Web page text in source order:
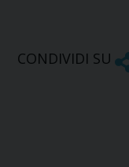
CONDIVIDI SU